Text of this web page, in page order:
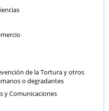
de la Tortura y otros
o degradantes
y Comunicaciones